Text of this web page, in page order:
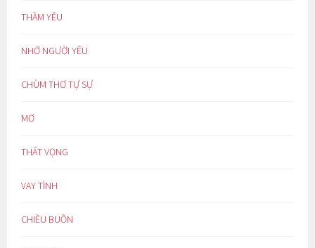
THẦM YÊU
NHỚ NGƯỜI YÊU
CHÙM THƠ TỰ SỰ
MƠ
THẤT VỌNG
VAY TÌNH
CHIỀU BUỒN